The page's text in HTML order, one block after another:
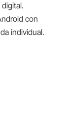
con
individual.